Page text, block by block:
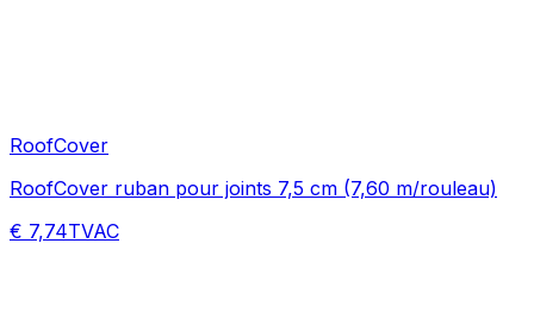
RoofCover
RoofCover ruban pour joints 7,5 cm (7,60 m/rouleau)
€ 7,74TVAC